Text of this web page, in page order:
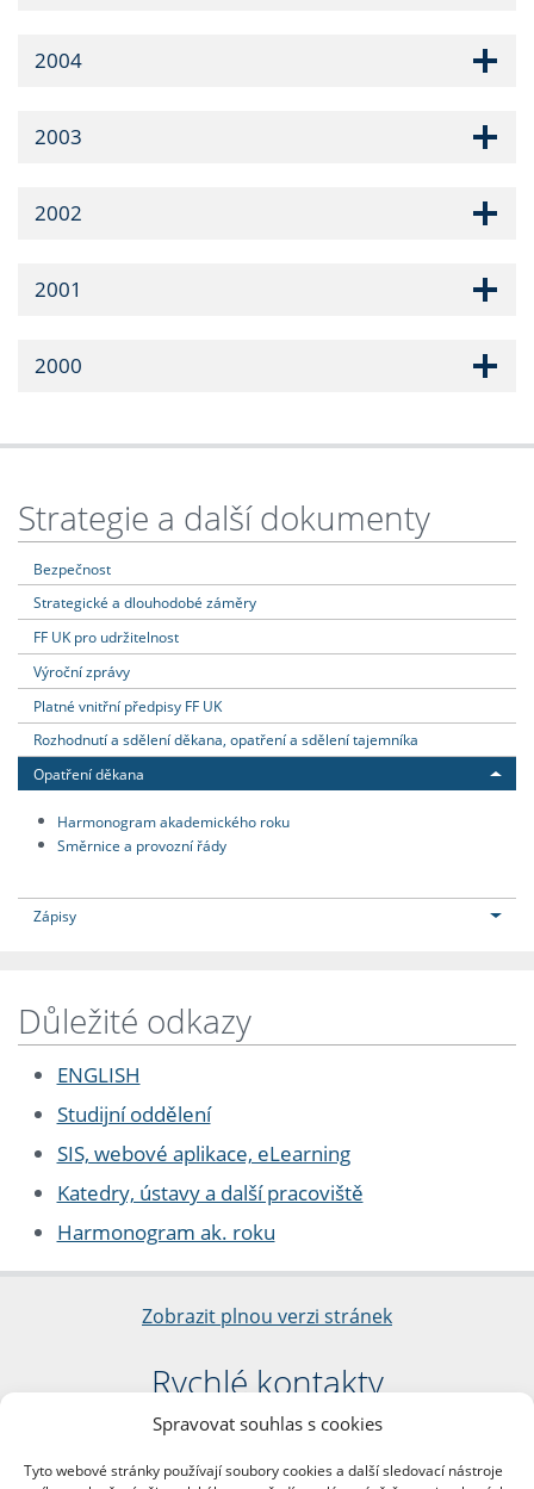
Spravovat souhlas s cookies
Tyto webové stránky používají soubory cookies a další sledovací nástroje
2004
2003
2002
2001
2000
Strategie a další dokumenty
Bezpečnost
Strategické a dlouhodobé záměry
FF UK pro udržitelnost
Výroční zprávy
Platné vnitřní předpisy FF UK
Rozhodnutí a sdělení děkana, opatření a sdělení tajemníka
Opatření děkana
Harmonogram akademického roku
Směrnice a provozní řády
Zápisy
Důležité odkazy
ENGLISH
Studijní oddělení
SIS, webové aplikace, eLearning
Katedry, ústavy a další pracoviště
Harmonogram ak. roku
Zobrazit plnou verzi stránek
Rychlé kontakty
Filozofická fakulta
nám. Jana Palacha 1/2